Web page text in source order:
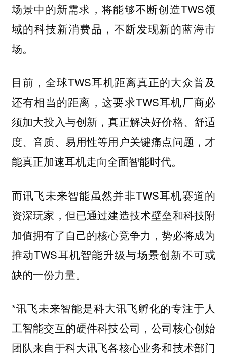
场景中的新需求，将能够不断创造TWS领
域的科技新消费品，不断发现新的蓝海市
场。
目前，全球TWS耳机距离真正的大众普及
还有相当的距离，这要求TWS耳机厂商必
须加大投入与创新，真正解决好价格、舒适
度、音质、易用性等用户关键痛点问题，才
能真正加速耳机走向全面智能时代。
而讯飞未来智能虽然并非TWS耳机赛道的
资深玩家，但已通过建造技术壁垒和科技附
加值拥有了自己的核心竞争力，势必将成为
推动TWS耳机智能升级与场景创新不可或
缺的一份力量。
*讯飞未来智能是科大讯飞孵化的专注于人
工智能交互的硬件科技公司，公司核心创始
团队来自于科大讯飞各核心业务和技术部门